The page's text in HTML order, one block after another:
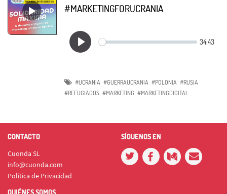
#MARKETINGFORUCRANIA
#UCRANIA #GUERRAUCRANIA #POLONIA #RUSIA
#REFUGIADOS #MARKETING #MARKETINGDIGITAL
CONTACTO
Cuonda SL
info@cuonda.com
Política de Privacidad
SÍGUENOS EN
QUIÉNES SOMOS